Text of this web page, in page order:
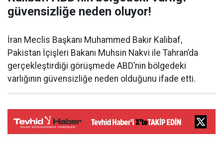
güvensizliğe neden oluyor!
İran Meclis Başkanı Muhammed Bakır Kalibaf,
Pakistan İçişleri Bakanı Muhsin Nakvi ile Tahran’da
gerçekleştirdiği görüşmede ABD’nin bölgedeki
varlığının güvensizliğe neden olduğunu ifade etti.